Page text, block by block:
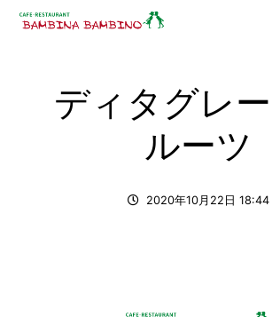
ディタグレ
ルーツ
2020年10月22日 18:44